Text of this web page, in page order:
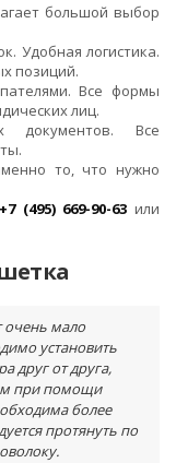
большой выбор
Удобная логистика.
позиций.
Все формы
лиц.
документов. Все
то, что нужно
(495) 669-90-63 или
очень мало
установить
друг от друга,
при помощи
более
протянуть по